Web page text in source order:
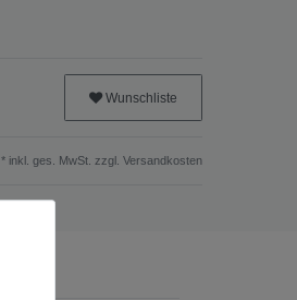
Wunschliste
* inkl. ges. MwSt. zzgl. Versandkosten